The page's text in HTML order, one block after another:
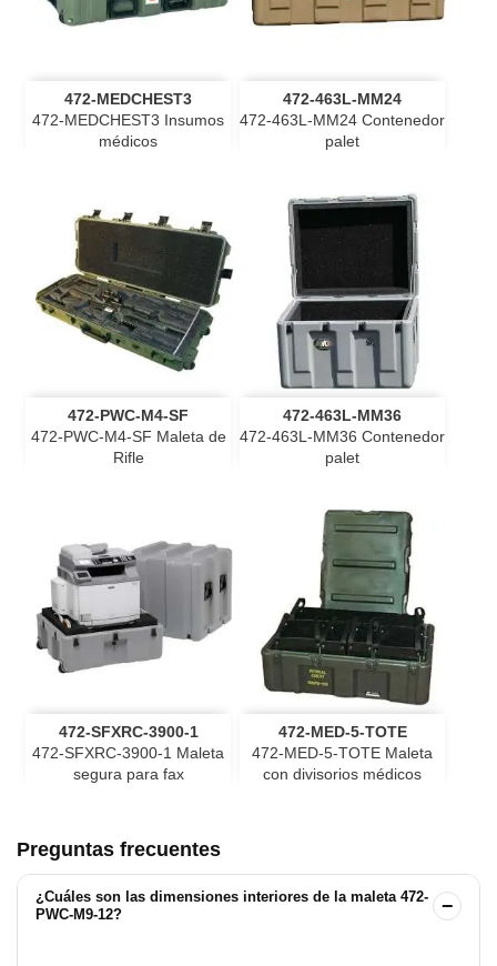
472-MEDCHEST3
472-MEDCHEST3 Insumos
médicos
472-463L-MM24
472-463L-MM24 Contenedor
palet
472-PWC-M4-SF
472-PWC-M4-SF Maleta de
Rifle
472-463L-MM36
472-463L-MM36 Contenedor
palet
472-SFXRC-3900-1
472-SFXRC-3900-1 Maleta
segura para fax
472-MED-5-TOTE
472-MED-5-TOTE Maleta
con divisorios médicos
Preguntas frecuentes
¿Cuáles son las dimensiones interiores de la maleta 472-
PWC-M9-12?
−